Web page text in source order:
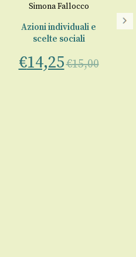
Simona Fallocco
Azioni individuali e
scelte sociali
€14,25€15,00